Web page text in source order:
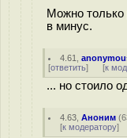
Можно только
в минус.
4.61 ,
[ответить] [к
... но стоило
4.63 ,Аноним (
[к модератору]